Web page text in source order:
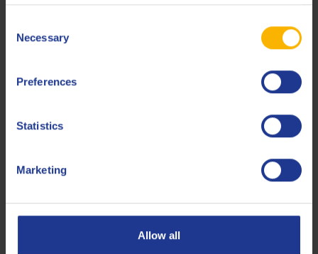
Selection
Necessary
Preferences
Statistics
Marketing
Allow all